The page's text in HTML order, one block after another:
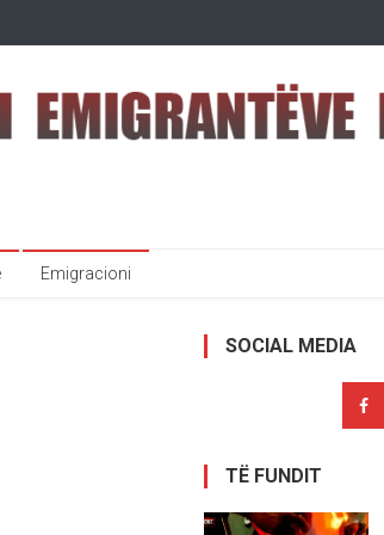
Emigracioni
SOCIAL MEDIA
TË FUNDIT